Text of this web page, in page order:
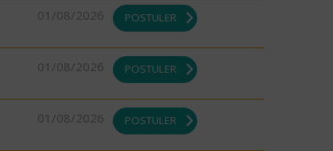
01/08/2026 POSTULER
01/08/2026 POSTULER
01/08/2026 POSTULER